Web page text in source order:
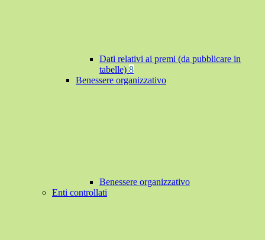
Dati relativi ai premi (da pubblicare in
tabelle) 8
Benessere organizzativo
Benessere organizzativo
Enti controllati